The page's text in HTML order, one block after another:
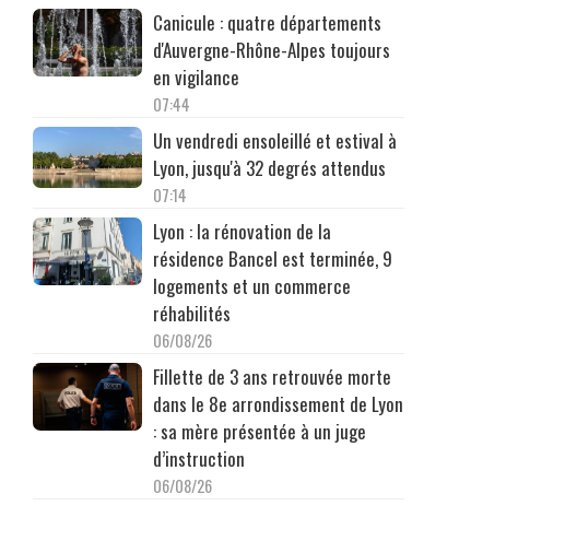
Canicule : quatre départements
d'Auvergne-Rhône-Alpes toujours
en vigilance
07:44
Un vendredi ensoleillé et estival à
Lyon, jusqu'à 32 degrés attendus
07:14
Lyon : la rénovation de la
résidence Bancel est terminée, 9
logements et un commerce
réhabilités
06/08/26
Fillette de 3 ans retrouvée morte
dans le 8e arrondissement de Lyon
: sa mère présentée à un juge
d’instruction
06/08/26